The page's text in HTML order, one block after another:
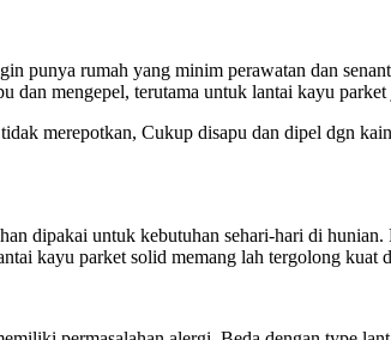
punya rumah yang minim perawatan dan
dan mengepel, terutama untuk lantai kayu parket
merepotkan, Cukup disapu dan dipel dgn
dipakai untuk kebutuhan sehari-hari di
kayu parket solid memang lah tergolong kuat